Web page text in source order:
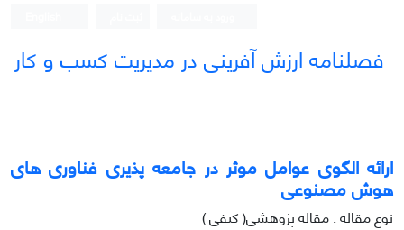
فصلنامه ارزش آفرینی در مدیریت کسب و کار
ارائه الگوی عوامل موثر در جامعه پذیری فناوری های
هوش مصنوعی
نوع مقاله : مقاله پژوهشی( کیفی )